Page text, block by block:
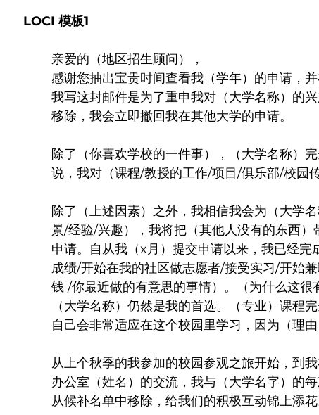
LOCI 模板1
亲爱的（地区招生顾问），
感谢您抽出宝贵时间查看我（学年）的申请，
我写这封邮件是为了重申我对（大学名称）的
移除，我会立即撤回我在其他大学的申请。
除了（你喜欢学校的一件事），（大学名称）
说，我对（课程/教授的工作/项目/俱乐部/校园
除了（上述因素）之外，我相信我会为（大学
景/经验/兴趣），我将把（其他人没有的东西
申请。自从我（x月）提交申请以来，我已经
成绩/开始在我的社区做志愿者/接受实习/开始
钱 /你最近做的有意思的事情）。（为什么这很
（大学名称）仍然是我的首选。（专业）课程
自己会非常适应在这个校园里学习，因为（理由
从上个秋季的我参加的校园参观之旅开始，到
办公室（姓名）的交流，我与（大学名字）的
从候补名单中移除，给我们的积极互动锦上添花